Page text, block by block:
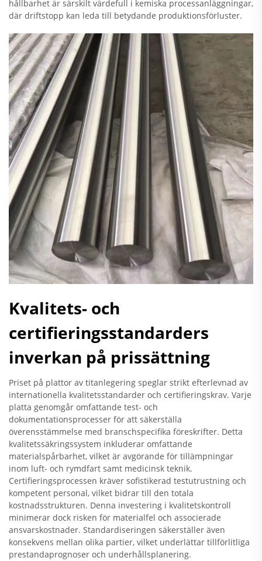
hållbarhet är särskilt värdefull i kemiska processanläggningar,
där driftstopp kan leda till betydande produktionsförluster.
Kvalitets- och
certifieringsstandarders
inverkan på prissättning
Priset på plattor av titanlegering speglar strikt efterlevnad av
internationella kvalitetsstandarder och certifieringskrav. Varje
platta genomgår omfattande test- och
dokumentationsprocesser för att säkerställa
överensstämmelse med branschspecifika föreskrifter. Detta
kvalitetssäkringssystem inkluderar omfattande
materialspårbarhet, vilket är avgörande för tillämpningar
inom luft- och rymdfart samt medicinsk teknik.
Certifieringsprocessen kräver sofistikerad testutrustning och
kompetent personal, vilket bidrar till den totala
kostnadsstrukturen. Denna investering i kvalitetskontroll
minimerar dock risken för materialfel och associerade
ansvarskostnader. Standardiseringen säkerställer även
konsekvens mellan olika partier, vilket underlättar tillförlitliga
prestandaprognoser och underhållsplanering.